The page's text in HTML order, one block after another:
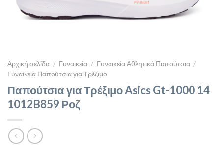
Αρχική σελίδα / Γυναικεία / Γυναικεία Αθλητικά Παπούτσια /
Γυναικεία Παπούτσια για Τρέξιμο
Παπούτσια για Τρέξιμο Asics Gt-1000 14
1012B859 Ροζ